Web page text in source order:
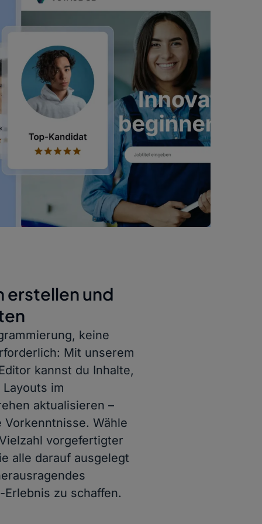
erstellen und
keine
Mit unserem
kannst du Inhalte,
im
aktualisieren –
Vorkenntnisse. Wähle
vorgefertigter
alle darauf ausgelegt
Erlebnis zu schaffen.